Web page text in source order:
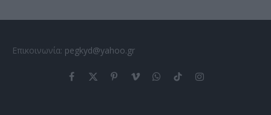
Επικοινωνία: pegkyd@yahoo.gr
Facebook
X
PinterestVimeoWhatsApp
TikTokInstagram